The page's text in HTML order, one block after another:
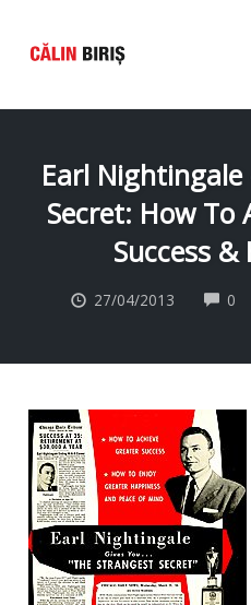
contentEarl
Secret: How To
Success
27/04/2013 0